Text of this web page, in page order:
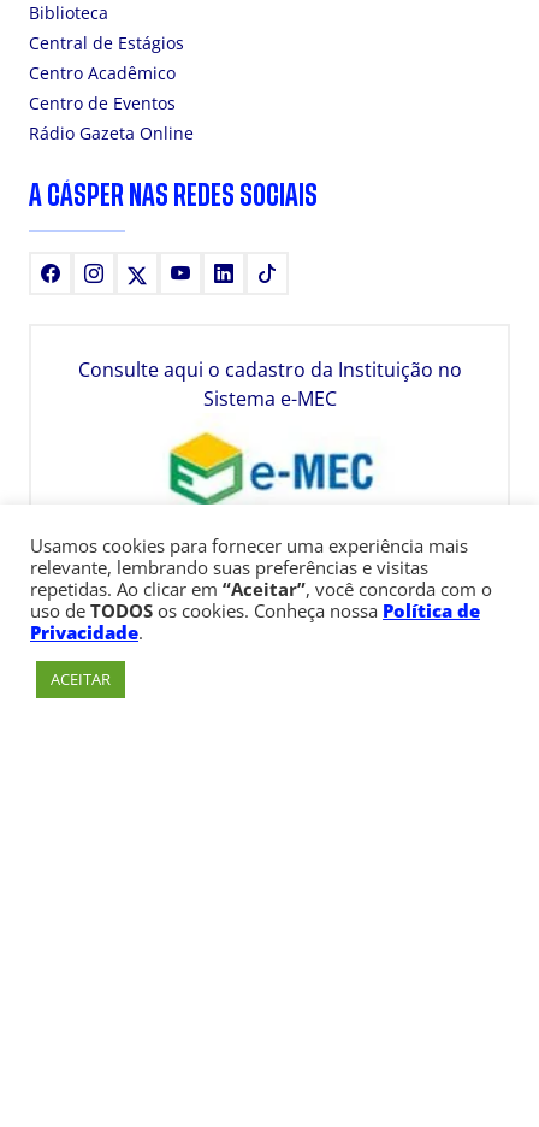
Biblioteca
Central de Estágios
Centro Acadêmico
Centro de Eventos
Rádio Gazeta Online
A CÁSPER NAS REDES SOCIAIS
FacebookInstagram YoutubeLinkedIn
Consulte aqui o cadastro da Instituição no
Sistema e-MEC
Usamos cookies para fornecer uma experiência mais
relevante, lembrando suas preferências e visitas
repetidas. Ao clicar em “Aceitar”, você concorda com o
uso de TODOS os cookies. Conheça nossa Política de
Privacidade.
ACEITAR